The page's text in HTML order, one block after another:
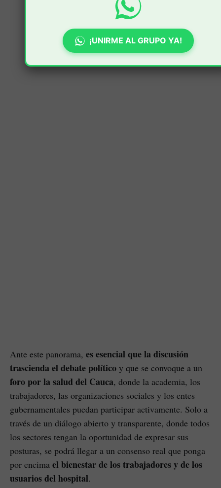
Ante este panorama, es esencial que la discusión
trascienda el debate político y que se convoque a un
foro por la salud del Cauca, donde la academia, los
trabajadores, las organizaciones sociales y los entes
gubernamentales puedan participar activamente. Solo a
través de un diálogo abierto y transparente, donde todos
los sectores tengan la oportunidad de expresar sus
posturas, se podrá llegar a un consenso real que ponga
por encima el bienestar de los trabajadores y de los
usuarios del hospital.
¡UNIRME AL GRUPO YA!